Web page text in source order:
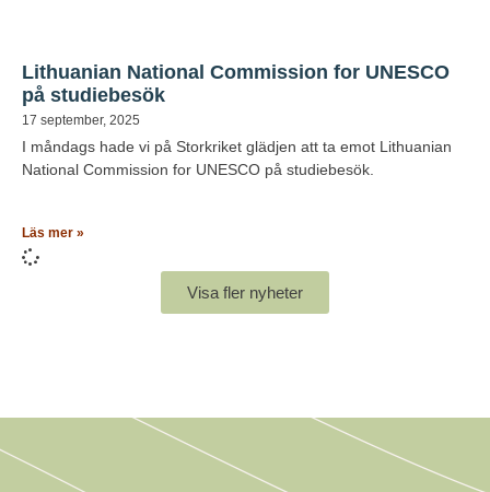
Lithuanian National Commission for UNESCO
på studiebesök
17 september, 2025
I måndags hade vi på Storkriket glädjen att ta emot Lithuanian
National Commission for UNESCO på studiebesök.
Läs mer »
Visa fler nyheter